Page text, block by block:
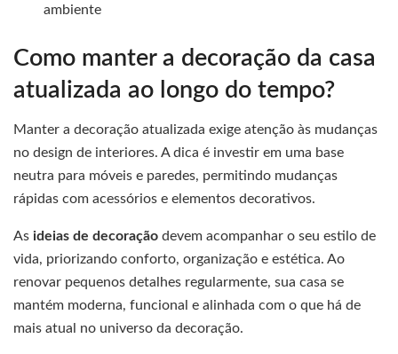
ambiente
Como manter a decoração da casa
atualizada ao longo do tempo?
Manter a decoração atualizada exige atenção às mudanças
no design de interiores. A dica é investir em uma base
neutra para móveis e paredes, permitindo mudanças
rápidas com acessórios e elementos decorativos.
As ideias de decoração devem acompanhar o seu estilo de
vida, priorizando conforto, organização e estética. Ao
renovar pequenos detalhes regularmente, sua casa se
mantém moderna, funcional e alinhada com o que há de
mais atual no universo da decoração.